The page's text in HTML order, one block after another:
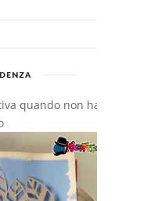
quando non hai